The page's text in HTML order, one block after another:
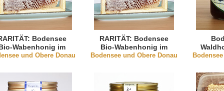
Bodensee
Wabenhonig im
700g (DE-
und Obere Donau
RARITÄT: Bodensee
Bio-Wabenhonig im
Rähmchen 900g (DE-
Bodensee und Obere Donau